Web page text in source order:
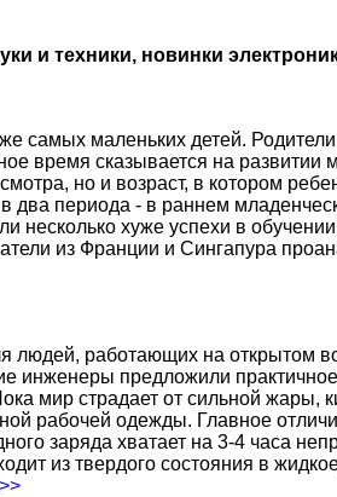
и техники, новинки
маленьких детей.
время сказывается на
но и возраст, в котором
два периода - в раннем
хуже успехи в
из Франции и Сингапура
работающих на открытом
инженеры предложили
мир страдает от сильной
рабочей одежды. Главное
заряда хватает на 3-4 часа
из твердого состояния в